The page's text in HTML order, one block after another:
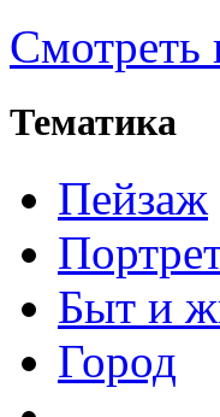
Смотреть
Тематика
Пейзаж
Быт и
Город